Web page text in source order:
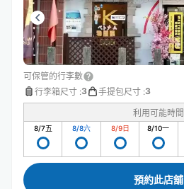
可保管的行李數
行李箱尺寸 :3 手提包尺寸 :3
利用可能時間
8/7五 8/8六 8/9日 8/10一
預約此店舖